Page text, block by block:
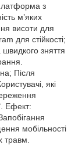
з
м’яких
висоти для
для стійкості;
зняття
Після
які
Ефект:
мобільності
травм.